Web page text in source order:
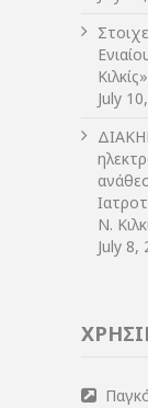
July
Ν.
July 8,